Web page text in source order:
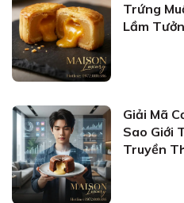
Trứng
Lầm
Giải Mã
Sao Giới
Truyền